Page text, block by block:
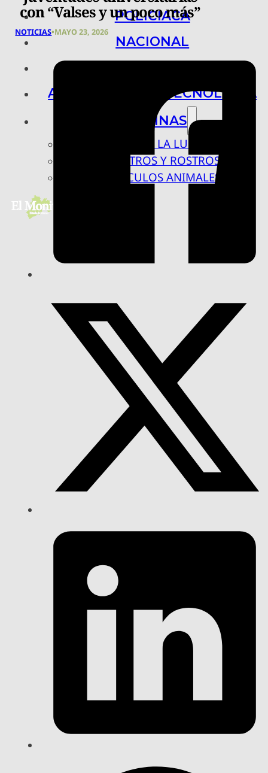
POLICIACA
NACIONAL
ARTE, CIENCIA Y TECNOLOGÍA
COLUMNAS
BAJO LA LUPA
RASTROS Y ROSTROS
VÍNCULOS ANIMALES
con “Valses y un poco más”
NOTICIAS•MAYO 23, 2026